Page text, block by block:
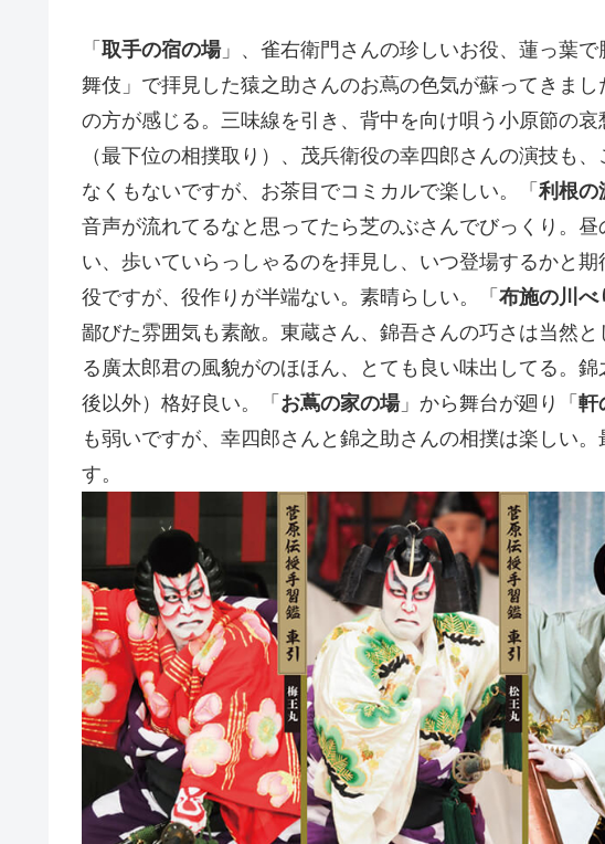
「 取手の宿の場」、雀右衛門さんの珍しいお役、蓮っ葉
舞伎」で拝見した猿之助さんのお蔦の色気が蘇ってきま
の方が感じる。三味線を引き、背中を向け唄う小原節の
（最下位の相撲取り）、茂兵衛役の幸四郎さんの演技も
なくもないですが、お茶目でコミカルで楽しい。「 利根の
音声が流れてるなと思ってたら芝のぶさんでびっくり。
い、歩いていらっしゃるのを拝見し、いつ登場するかと
役ですが、役作りが半端ない。素晴らしい。「 布施の川べ
鄙びた雰囲気も素敵。東蔵さん、錦吾さんの巧さは当然
る廣太郎君の風貌がのほほん、とても良い味出してる。
後以外）格好良い。「 お蔦の家の場」から舞台が廻り「 軒
も弱いですが、幸四郎さんと錦之助さんの相撲は楽しい
す。